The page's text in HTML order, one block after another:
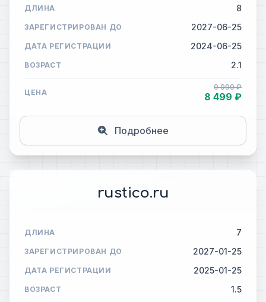
ДЛИНА 8
ЗАРЕГИСТРИРОВАН ДО 2027-06-25
ДАТА РЕГИСТРАЦИИ 2024-06-25
ВОЗРАСТ 2.1
ЦЕНА
9 999 ₽
8 499 ₽
Подробнее
rustico.ru
ДЛИНА 7
ЗАРЕГИСТРИРОВАН ДО 2027-01-25
ДАТА РЕГИСТРАЦИИ 2025-01-25
ВОЗРАСТ 1.5